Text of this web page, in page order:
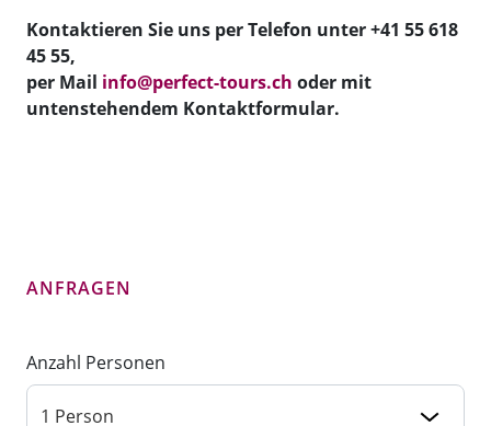
Kontaktieren Sie uns per Telefon unter +41 55 618
45 55,
per Mail info@perfect-tours.ch oder mit
untenstehendem Kontaktformular.
ANFRAGEN
Anzahl Personen